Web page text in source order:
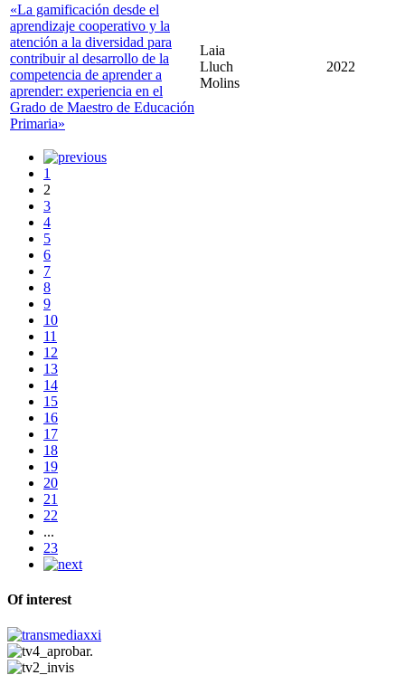
«La gamificación desde el
aprendizaje cooperativo y la
atención a la diversidad para
contribuir al desarrollo de la
competencia de aprender a
aprender: experiencia en el
Grado de Maestro de Educación
Primaria»
Laia
Lluch
Molins
2022
1
2
3
4
5
6
7
8
9
10
11
12
13
14
15
16
17
18
19
20
21
22
...
23
Of interest